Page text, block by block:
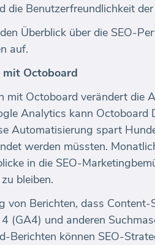
die Benutzerfreundlichkeit
Überblick über die SEO-
auf.
Octoboard
Octoboard verändert die
Analytics kann Octoboard
Automatisierung spart
werden müssten.
in die SEO-
bleiben.
Berichten, dass
(GA4) und anderen
können SEO-